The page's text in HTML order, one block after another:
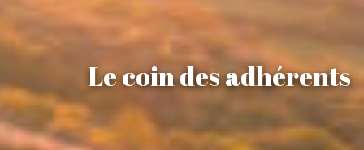
Le coin des adhérents